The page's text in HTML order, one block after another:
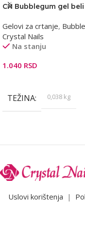
CN Bubblegum gel
Gelovi za crtanje,
Crystal Nails
Na stanju
1.040 RSD
TEŽINA 0,038 kg
Uslovi korištenja |